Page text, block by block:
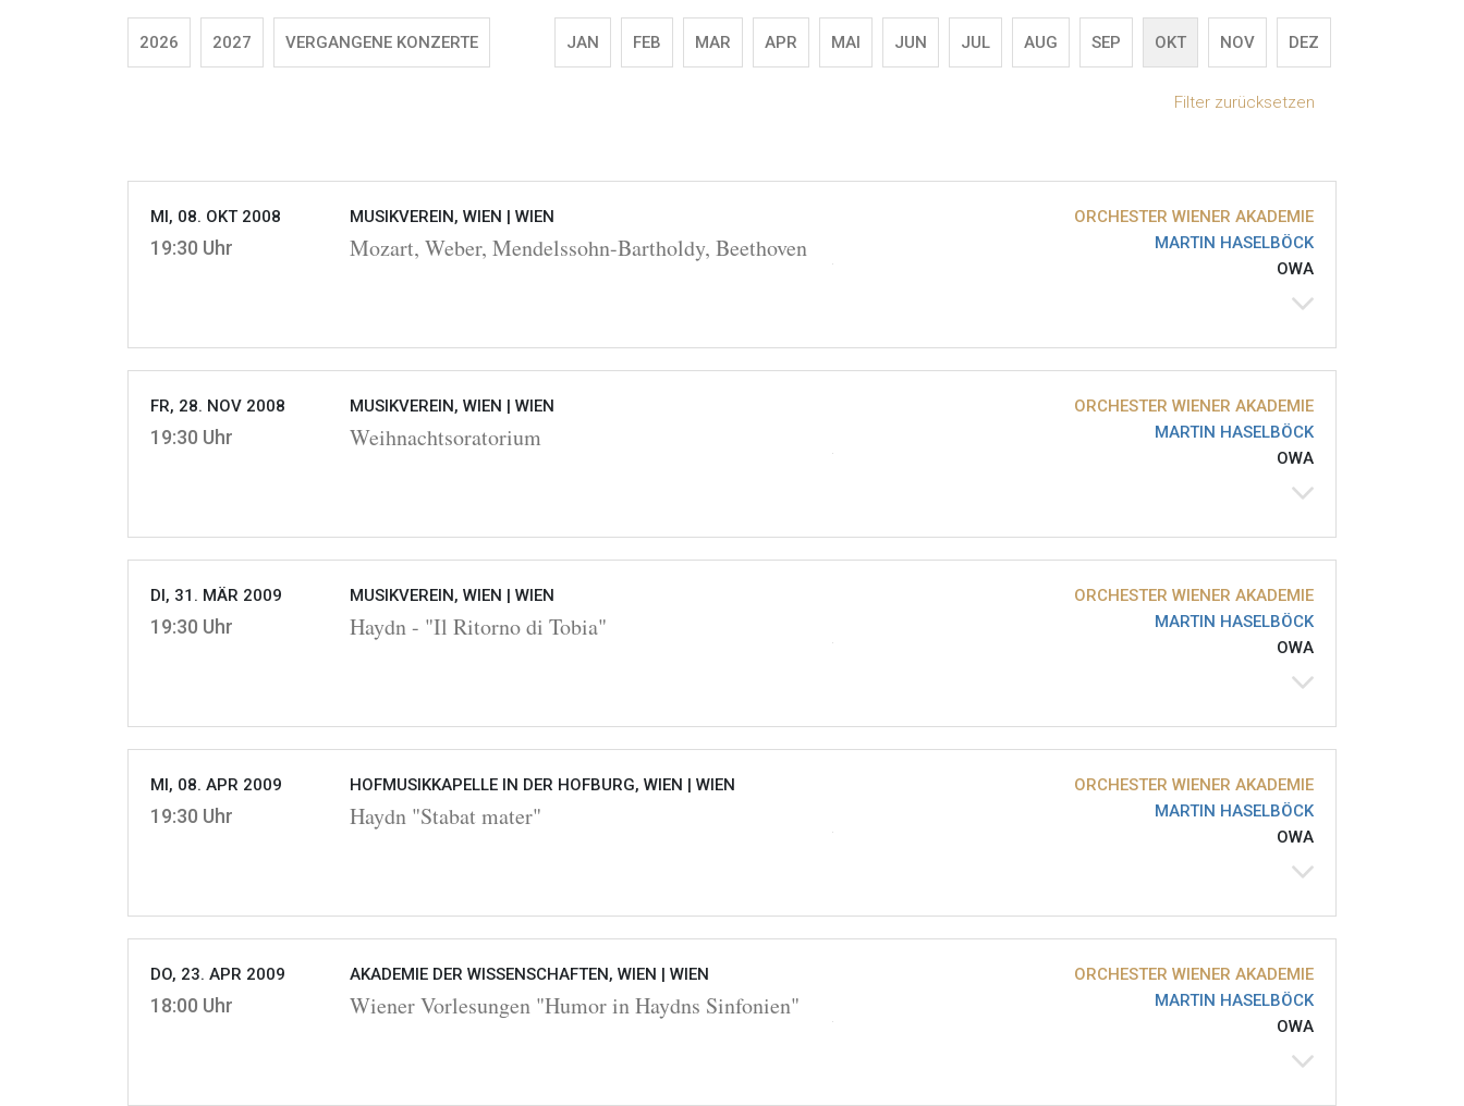
2026 2027 VERGANGENE KONZERTE JAN FEB MAR APR MAI JUN JUL AUG SEP OKT NOV DEZ
Filter zurücksetzen
MI, 08. OKT 2008
19:30 Uhr
MUSIKVEREIN, WIEN | WIEN
Mozart, Weber, Mendelssohn-Bartholdy, Beethoven
ORCHESTER WIENER AKADEMIE
MARTIN HASELBÖCK
OWA
FR, 28. NOV 2008
19:30 Uhr
MUSIKVEREIN, WIEN | WIEN
Weihnachtsoratorium
ORCHESTER WIENER AKADEMIE
MARTIN HASELBÖCK
OWA
DI, 31. MÄR 2009
19:30 Uhr
MUSIKVEREIN, WIEN | WIEN
Haydn - "Il Ritorno di Tobia"
ORCHESTER WIENER AKADEMIE
MARTIN HASELBÖCK
OWA
MI, 08. APR 2009
19:30 Uhr
HOFMUSIKKAPELLE IN DER HOFBURG, WIEN | WIEN
Haydn "Stabat mater"
ORCHESTER WIENER AKADEMIE
MARTIN HASELBÖCK
OWA
DO, 23. APR 2009
18:00 Uhr
AKADEMIE DER WISSENSCHAFTEN, WIEN | WIEN
Wiener Vorlesungen "Humor in Haydns Sinfonien"
ORCHESTER WIENER AKADEMIE
MARTIN HASELBÖCK
OWA